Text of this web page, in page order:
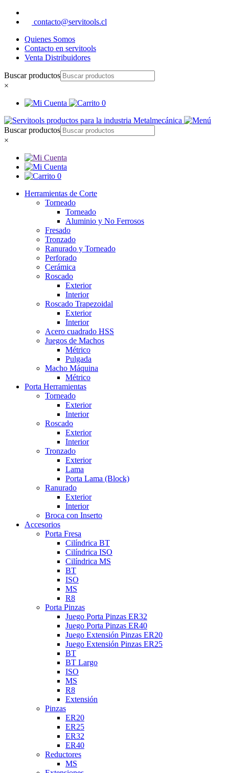
contacto@servitools.cl
Quienes Somos
Contacto en servitools
Venta Distribuidores
Buscar productos
×
0
Buscar productos
×
0
Herramientas de Corte
Torneado
Torneado
Aluminio y No Ferrosos
Fresado
Tronzado
Ranurado y Torneado
Perforado
Cerámica
Roscado
Exterior
Interior
Roscado Trapezoidal
Exterior
Interior
Acero cuadrado HSS
Juegos de Machos
Métrico
Pulgada
Macho Máquina
Métrico
Porta Herramientas
Torneado
Exterior
Interior
Roscado
Exterior
Interior
Tronzado
Exterior
Lama
Porta Lama (Block)
Ranurado
Exterior
Interior
Broca con Inserto
Accesorios
Porta Fresa
Cilíndrica BT
Cilíndrica ISO
Cilíndrica MS
BT
ISO
MS
R8
Porta Pinzas
Juego Porta Pinzas ER32
Juego Porta Pinzas ER40
Juego Extensión Pinzas ER20
Juego Extensión Pinzas ER25
BT
BT Largo
ISO
MS
R8
Extensión
Pinzas
ER20
ER25
ER32
ER40
Reductores
MS